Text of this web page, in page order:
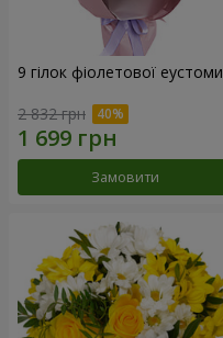
9 гілок фіолетової еустоми
2 832 грн
Замовити